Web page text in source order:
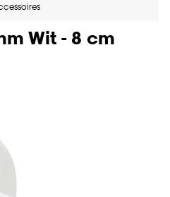
en inmeten aan huis
Wit - 8 cm